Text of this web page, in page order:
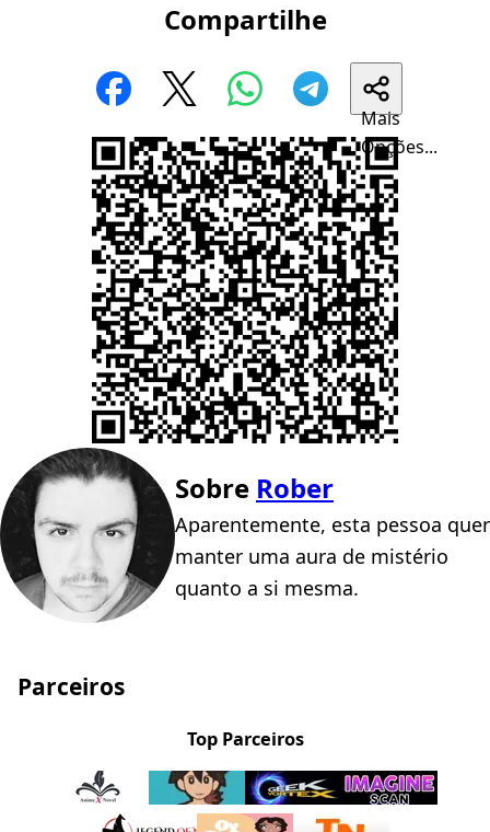
Compartilhe
Mais
Opções...
Sobre Rober
Aparentemente, esta pessoa quer
manter uma aura de mistério
quanto a si mesma.
Parceiros
Top Parceiros